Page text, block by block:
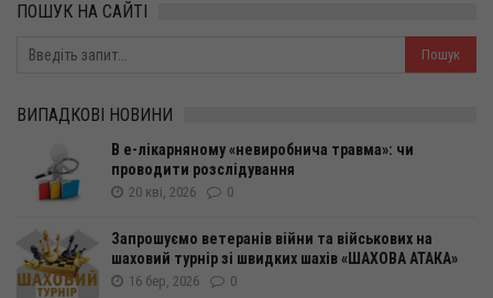
ПОШУК НА САЙТІ
ВИПАДКОВІ НОВИНИ
В е-лікарняному «невиробнича травма»: чи
проводити розслідування
20 кві, 2026 0
Запрошуємо ветеранів війни та військових на
шаховий турнір зі швидких шахів «ШАХОВА АТАКА»
16 бер, 2026 0